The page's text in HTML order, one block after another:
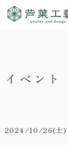
イベント
2024/10/26(土)
- すべて
事業案内
- すべて